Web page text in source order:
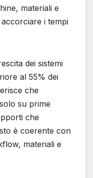
materiali e
i tempi
dei sistemi
al 55% dei
che
su prime
che
è coerente con
materiali e